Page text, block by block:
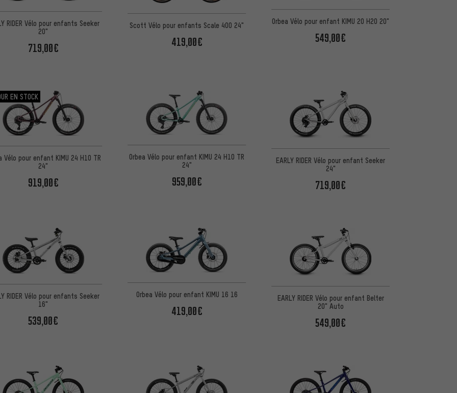
RIDER Vélo pour enfants Seeker
20"
719,00€
Scott Vélo pour enfants Scale 400 24"
419,00€
Orbea Vélo pour enfant KIMU 20 H20 20"
549,00€
EN STOCK
Vélo pour enfant KIMU 24 H10 TR
24"
919,00€
Orbea Vélo pour enfant KIMU 24 H10 TR
24"
959,00€
EARLY RIDER Vélo pour enfant Seeker
24"
719,00€
RIDER Vélo pour enfants Seeker
16"
539,00€
Orbea Vélo pour enfant KIMU 16 16
419,00€
EARLY RIDER Vélo pour enfant Belter
20" Auto
549,00€